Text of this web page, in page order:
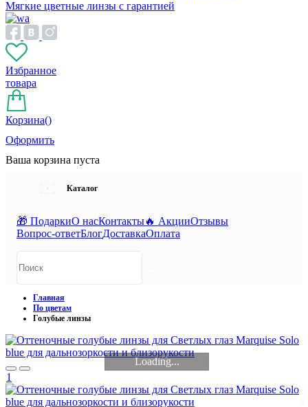
Мягкие цветные линзы с гарантией
Избранное
товара
Корзина()
Оформить
Ваша корзина пуста
Каталог
🎁 ПодаркиО насКонтакты🔥 АкцииОтзывы
Вопрос-ответБлогДоставкаОплата
Главная
По цветам
Голубые линзы
Loading...
1